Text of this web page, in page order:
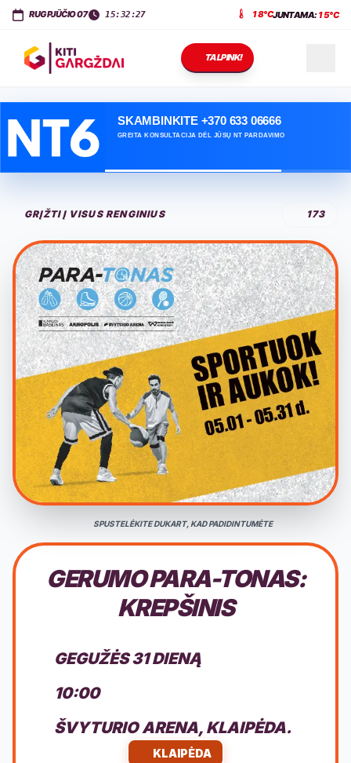
KITI GARGŽDAI Dariaus ir Girėno g. 11 LT-96143 Gargždai
RUGPJŪČIO 07 15:32:27 18°CJUNTAMA: 15°C
TALPINK!
NAUJIENOS
PASLAUGOS
KONTAKTAI
SKAMBINKITE +370 633 06666
GREITA KONSULTACIJA DĖL JŪSŲ NT PARDAVIMO
GRĮŽTI Į VISUS RENGINIUS 173
SPUSTELĖKITE DUKART, KAD PADIDINTUMĖTE
GERUMO PARA-TONAS:
KREPŠINIS
GEGUŽĖS 31 DIENĄ
10:00
ŠVYTURIO ARENA, KLAIPĖDA.
KLAIPĖDA